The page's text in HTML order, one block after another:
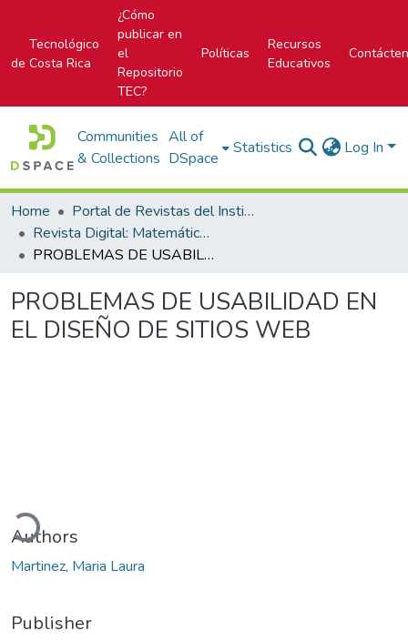
Tecnológico
de Costa Rica
¿Cómo
publicar en
el
Repositorio
TEC?
Políticas
Recursos
Educativos
Communities
& Collections
All of
DSpace
Statistics Log In
Home
Portal de Revistas del Instituto Tecnológico de Costa Rica
Revista Digital: Matemática, Educación e Internet
PROBLEMAS DE USABILIDAD EN EL DISEÑO DE SITIOS WEB
PROBLEMAS DE USABILIDAD EN
EL DISEÑO DE SITIOS WEB
Authors
Martinez, Maria Laura
Publisher